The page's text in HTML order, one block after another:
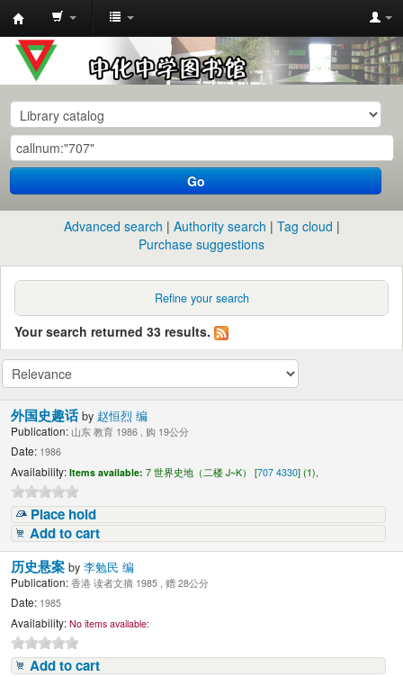
中
化
中
学
图
书
馆
目
Go
Advanced search Authority search
Tag cloud
Purchase suggestions
Refine your search
Your search returned 33 results.
外国史趣话by 赵恒烈 编
Publication: 山东 教育 1986 , 购 19公分
Date: 1986
Availability: Items available: 7 世界史地（二楼 J~K） [707 4330] (1),
Place hold
Add to cart
历史悬案by李勉民 编
Publication: 香港 读者文摘 1985 , 赠 28公分
Date: 1985
Availability: No items available:
Add to cart